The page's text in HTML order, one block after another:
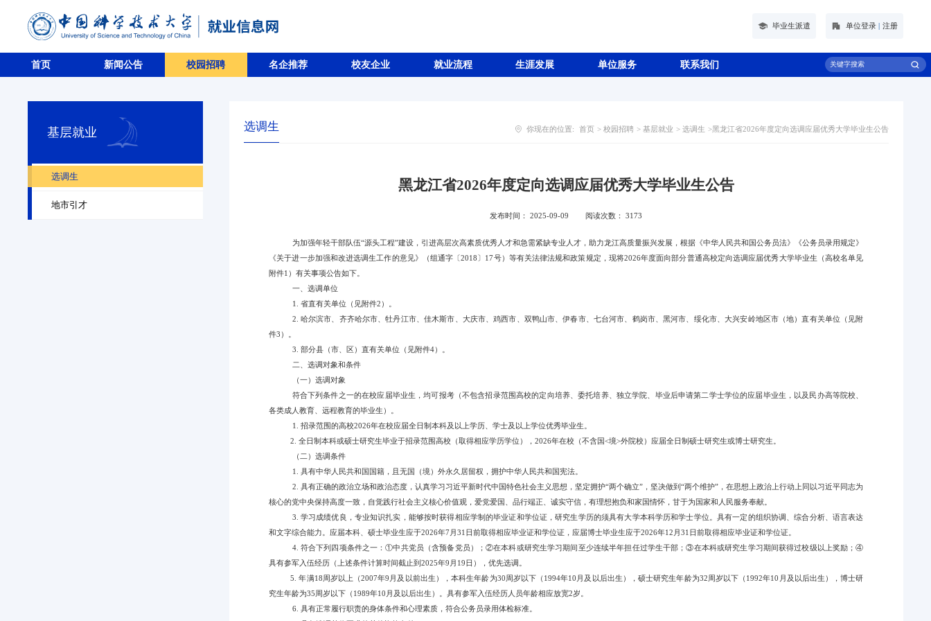
毕业生派遣 单位登录 注册
首页 新闻公告 校园招聘 名企推荐 校友企业 就业流程 生涯发展 单位服务 联系我们
基层就业
选调生
地市引才
选调生 你现在的位置: 首页 > 校园招聘 > 基层就业 > 选调生 >黑龙江省2026年度定向选调应届优秀大学毕业生公告
黑龙江省2026年度定向选调应届优秀大学毕业生公告
发布时间： 2025-09-09 阅读次数：3173
为加强年轻干部队伍“源头工程”建设，引进高层次高素质优秀人才和急需紧缺专业人才，助力龙江高质量振兴发展，根据《中华人民共和国公务员法》《公务员录用规定》
《关于进一步加强和改进选调生工作的意见》（组通字〔2018〕17号）等有关法律法规和政策规定，现将2026年度面向部分普通高校定向选调应届优秀大学毕业生（高校名单见
附件1）有关事项公告如下。
一、选调单位
1. 省直有关单位（见附件2）。
2. 哈尔滨市、齐齐哈尔市、牡丹江市、佳木斯市、大庆市、鸡西市、双鸭山市、伊春市、七台河市、鹤岗市、黑河市、绥化市、大兴安岭地区市（地）直有关单位（见附
件3）。
3. 部分县（市、区）直有关单位（见附件4）。
二、选调对象和条件
（一）选调对象
符合下列条件之一的在校应届毕业生，均可报考（不包含招录范围高校的定向培养、委托培养、独立学院、毕业后申请第二学士学位的应届毕业生，以及民办高等院校、
各类成人教育、远程教育的毕业生）。
1. 招录范围的高校2026年在校应届全日制本科及以上学历、学士及以上学位优秀毕业生。
2. 全日制本科或硕士研究生毕业于招录范围高校（取得相应学历学位），2026年在校（不含国<境>外院校）应届全日制硕士研究生或博士研究生。
（二）选调条件
1. 具有中华人民共和国国籍，且无国（境）外永久居留权，拥护中华人民共和国宪法。
2. 具有正确的政治立场和政治态度，认真学习习近平新时代中国特色社会主义思想，坚定拥护“两个确立”，坚决做到“两个维护”，在思想上政治上行动上同以习近平同志为
核心的党中央保持高度一致，自觉践行社会主义核心价值观，爱党爱国、品行端正、诚实守信，有理想抱负和家国情怀，甘于为国家和人民服务奉献。
3. 学习成绩优良，专业知识扎实，能够按时获得相应学制的毕业证和学位证，研究生学历的须具有大学本科学历和学士学位。具有一定的组织协调、综合分析、语言表达
和文字综合能力。应届本科、硕士毕业生应于2026年7月31日前取得相应毕业证和学位证，应届博士毕业生应于2026年12月31日前取得相应毕业证和学位证。
4. 符合下列四项条件之一：①中共党员（含预备党员）；②在本科或研究生学习期间至少连续半年担任过学生干部；③在本科或研究生学习期间获得过校级以上奖励；④
具有参军入伍经历（上述条件计算时间截止到2025年9月19日），优先选调。
5. 年满18周岁以上（2007年9月及以前出生），本科生年龄为30周岁以下（1994年10月及以后出生），硕士研究生年龄为32周岁以下（1992年10月及以后出生），博士研
究生年龄为35周岁以下（1989年10月及以后出生）。具有参军入伍经历人员年龄相应放宽2岁。
6. 具有正常履行职责的身体条件和心理素质，符合公务员录用体检标准。